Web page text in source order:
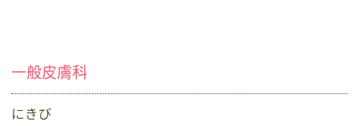
一般皮膚科
にきび